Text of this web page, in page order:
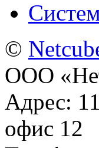
©
ООО
Адрес:
офис 12